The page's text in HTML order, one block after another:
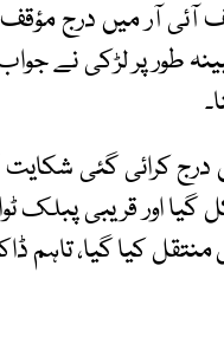
آئی آر میں درج
طور پر لڑکی نے جواب
کرائی گئی
اور قریبی پبلک
منتقل کیا گیا، تاہم